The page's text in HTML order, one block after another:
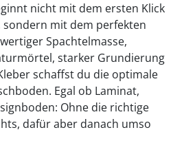
nicht mit dem ersten Klick
mit dem perfekten
Spachtelmasse,
starker Grundierung
schaffst du die optimale
Egal ob Laminat,
Ohne die richtige
dafür aber danach umso